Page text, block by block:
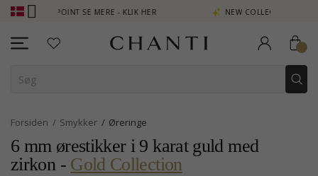
POINT SE MERE - KLIK HER NEW COLLECTION | AURA
Forsiden Smykker Øreringe
6 mm ørestikker i 9 karat guld med
zirkon - Gold Collection